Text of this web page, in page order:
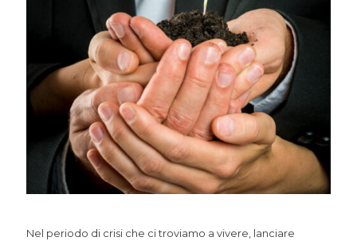
Nel periodo di crisi che ci troviamo a vivere, lanciare